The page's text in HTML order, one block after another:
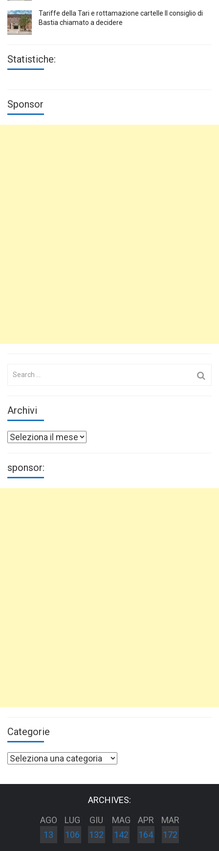
Tariffe della Tari e rottamazione cartelle Il consiglio di
Bastia chiamato a decidere
Statistiche:
Sponsor
Search
Archivi
Archivi
sponsor:
Categorie
Categorie
ARCHIVES:
AGO
13
LUG
106
GIU
132
MAG
142
APR
164
MAR
172